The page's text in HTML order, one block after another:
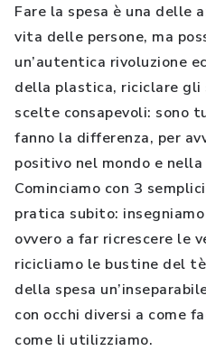
Fare la spesa è una delle
vita delle persone, ma
un’autentica rivoluzione
della plastica, riciclare
scelte consapevoli: sono
fanno la differenza, per
positivo nel mondo e
Cominciamo con 3
pratica subito:
ovvero a far ricrescere le
ricicliamo le bustine del
della spesa
con occhi diversi a come
come li utilizziamo.